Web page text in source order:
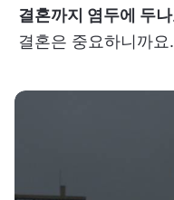
결혼까지 염두에 두
결혼은 중요하니까